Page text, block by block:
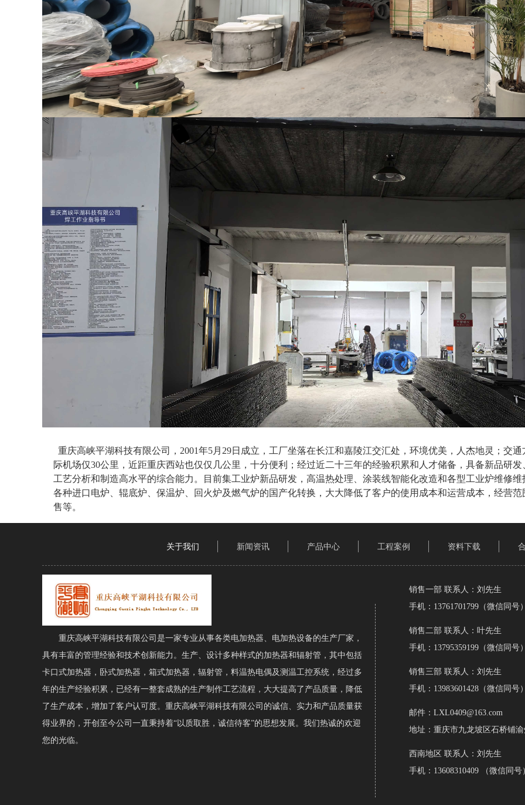
重庆高峡平湖科技有限公司， 2001年5月 29日成立， 工厂坐落在长江和嘉陵江交汇处 ，环境优美，人杰地灵；交
际机场仅30公里，近距重庆西站也仅仅 几公里，十分便利；经过近二十三年的经验积累和人才储备，具备新品研
工艺分析和制造高水平的综合能力。目前集工业炉新品研发，高温热处理、涂装线智能化改造和各型工业炉维修
各种进口电炉、辊底炉、保温炉、回火炉及燃气炉的国产化转换，大大降低了客户的使用成本和运营成本， 经营范
售等。
销售一部 联系人：刘先生
手机：13761701799（微信同号
销售二部 联系人：叶先生
手机：13795359199（微信同号
销售三部 联系人：刘先生
手机：13983601428（微信同号
邮件：LXL0409@163.com
地址：重庆市九龙坡区石桥铺渝
西南地区 联系人：刘先生
手机：13608310409 （微信同号
重庆高峡平湖科技有限公司是一家专业从事各类电加热器、电加热设备的生产厂家，
具有丰富的管理经验和技术创新能力。生产、设计多种样式的加热器和辐射管，其中包括
卡口式加热器，卧式加热器，箱式加热器，辐射管，料温热电偶及测温工控系统，经过多
年的生产经验积累，已经有一整套成熟的生产制作工艺流程，大大提高了产品质量，降低
了生产成本，增加了客户认可度。重庆高峡平湖科技有限公司的诚信、实力和产品质量获
得业界的，开创至今公司一直秉持着“以质取胜，诚信待客”的思想发展。我们热诚的欢迎
您的光临。
关于我们 新闻资讯 产品中心 工程案例 资料下载